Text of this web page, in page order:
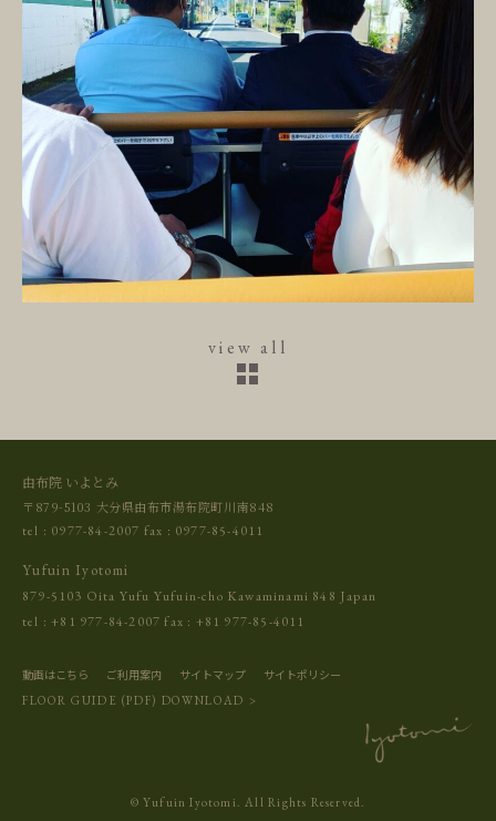
view all
由布院 いよとみ
〒879-5103 大分県由布市湯布院町川南848
tel : 0977-84-2007 fax : 0977-85-4011
Yufuin Iyotomi
879-5103 Oita Yufu Yufuin-cho Kawaminami 848 Japan
tel :+81 977-84-2007 fax : +81 977-85-4011
動画はこちら ご利用案内 サイトマップ サイトポリシー
FLOOR GUIDE (PDF) DOWNLOAD >
© Yufuin Iyotomi. All Rights Reserved.